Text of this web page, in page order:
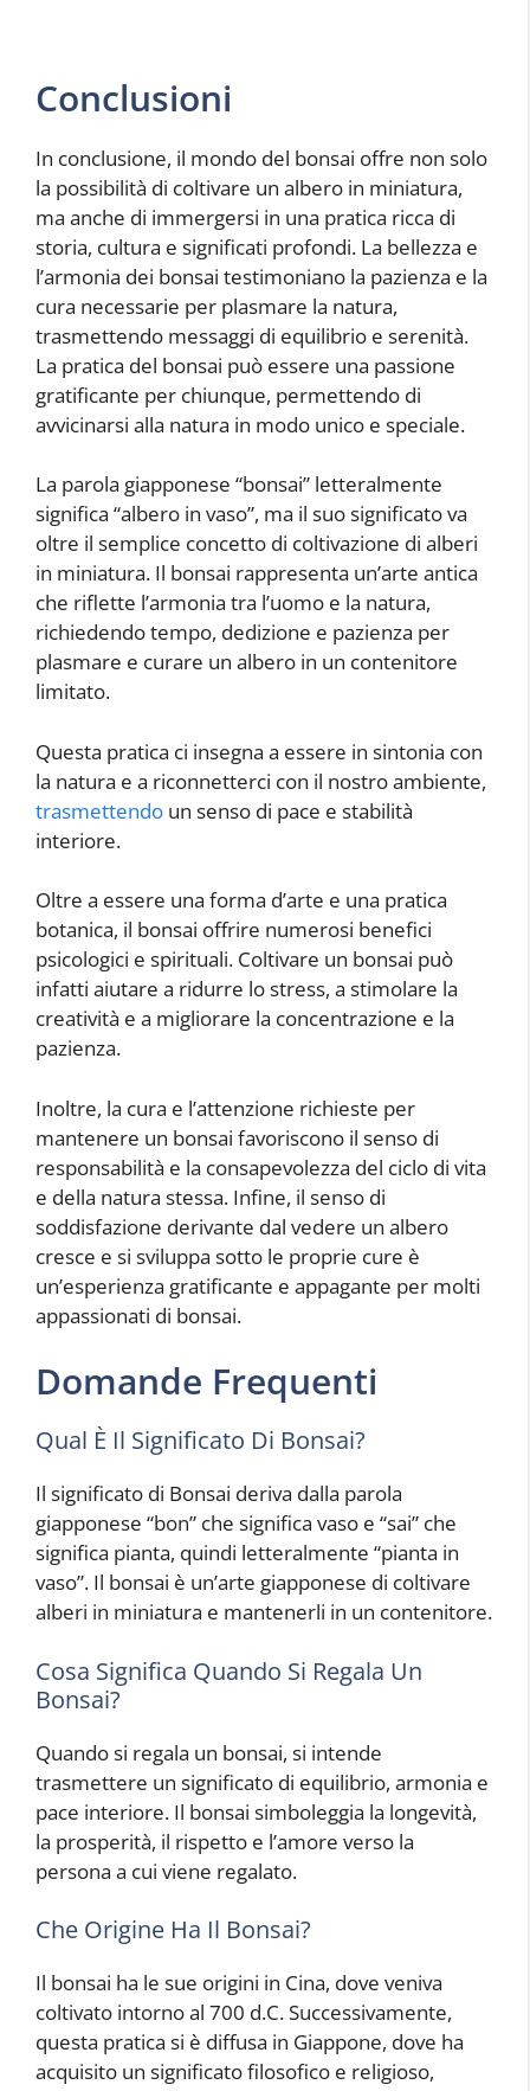
Conclusioni
In conclusione, il mondo del bonsai offre non solo
la possibilità di coltivare un albero in miniatura,
ma anche di immergersi in una pratica ricca di
storia, cultura e significati profondi. La bellezza e
l’armonia dei bonsai testimoniano la pazienza e la
cura necessarie per plasmare la natura,
trasmettendo messaggi di equilibrio e serenità.
La pratica del bonsai può essere una passione
gratificante per chiunque, permettendo di
avvicinarsi alla natura in modo unico e speciale.
La parola giapponese “bonsai” letteralmente
significa “albero in vaso”, ma il suo significato va
oltre il semplice concetto di coltivazione di alberi
in miniatura. Il bonsai rappresenta un’arte antica
che riflette l’armonia tra l’uomo e la natura,
richiedendo tempo, dedizione e pazienza per
plasmare e curare un albero in un contenitore
limitato.
Questa pratica ci insegna a essere in sintonia con
la natura e a riconnetterci con il nostro ambiente,
trasmettendo un senso di pace e stabilità
interiore.
Oltre a essere una forma d’arte e una pratica
botanica, il bonsai offrire numerosi benefici
psicologici e spirituali. Coltivare un bonsai può
infatti aiutare a ridurre lo stress, a stimolare la
creatività e a migliorare la concentrazione e la
pazienza.
Inoltre, la cura e l’attenzione richieste per
mantenere un bonsai favoriscono il senso di
responsabilità e la consapevolezza del ciclo di vita
e della natura stessa. Infine, il senso di
soddisfazione derivante dal vedere un albero
cresce e si sviluppa sotto le proprie cure è
un’esperienza gratificante e appagante per molti
appassionati di bonsai.
Domande Frequenti
Qual È Il Significato Di Bonsai?
Il significato di Bonsai deriva dalla parola
giapponese “bon” che significa vaso e “sai” che
significa pianta, quindi letteralmente “pianta in
vaso”. Il bonsai è un’arte giapponese di coltivare
alberi in miniatura e mantenerli in un contenitore.
Cosa Significa Quando Si Regala Un
Bonsai?
Quando si regala un bonsai, si intende
trasmettere un significato di equilibrio, armonia e
pace interiore. Il bonsai simboleggia la longevità,
la prosperità, il rispetto e l’amore verso la
persona a cui viene regalato.
Che Origine Ha Il Bonsai?
Il bonsai ha le sue origini in Cina, dove veniva
coltivato intorno al 700 d.C. Successivamente,
questa pratica si è diffusa in Giappone, dove ha
acquisito un significato filosofico e religioso,